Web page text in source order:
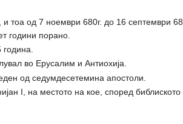
тоа од 7 ноември 680г. до 16 септември
години порано.
во Ерусалим и Антиохија.
од седумдесетемина апостоли.
I, на местото на кое, според